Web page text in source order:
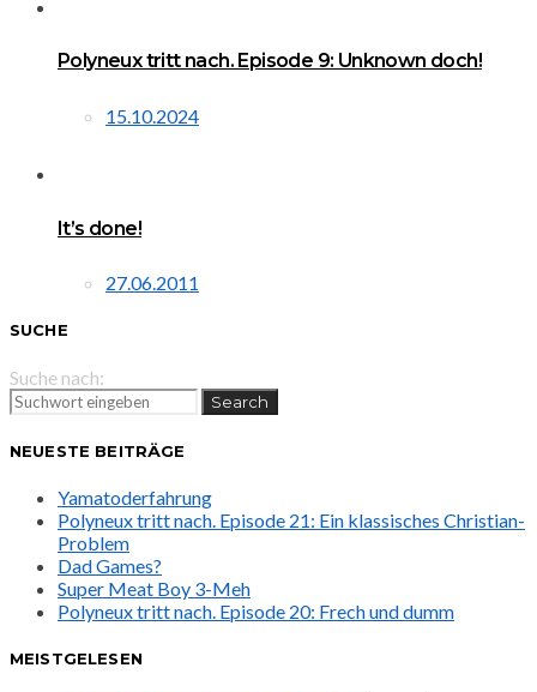
Polyneux tritt nach. Episode 9: Unknown doch!
15.10.2024
It’s done!
27.06.2011
SUCHE
Suche nach:
Search
NEUESTE BEITRÄGE
Yamatoderfahrung
Polyneux tritt nach. Episode 21: Ein klassisches Christian-
Problem
Dad Games?
Super Meat Boy 3-Meh
Polyneux tritt nach. Episode 20: Frech und dumm
MEISTGELESEN